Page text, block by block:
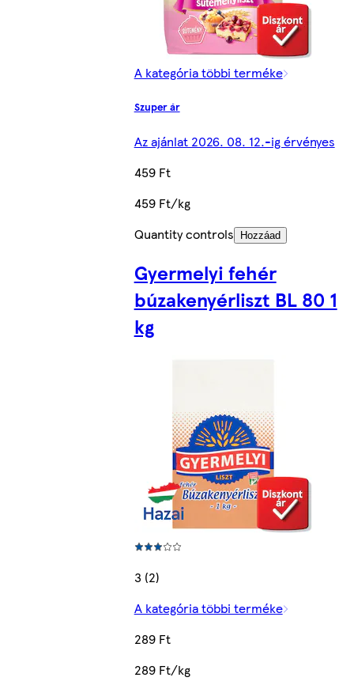
A kategória többi terméke
Szuper ár
Az ajánlat 2026. 08. 12.-ig érvényes
459 Ft
459 Ft/kg
Quantity controls
Hozzáad
Gyermelyi fehér
búzakenyérliszt BL 80 1
kg
3 (2)
A kategória többi terméke
289 Ft
289 Ft/kg